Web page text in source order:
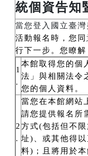
統個資告知
當您登入國立臺
活動報名時，您
行下一步。您瞭解
1
.
本館取得您的個
法」與相關法令
您的個人資料。
2
.
當您在本館網站
請您提供報名所
方式(包括但不
址)、或其他得
料)；且將用於本